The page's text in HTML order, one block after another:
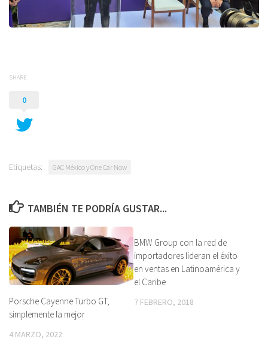
SHARE
0
Etiquetas: GAC México y One Car Now
TAMBIÉN TE PODRÍA GUSTAR...
Porsche Cayenne Turbo GT,
simplemente la mejor
4 MARZO, 2022
BMW Group con la red de
importadores lideran el éxito
en ventas en Latinoamérica y
el Caribe
7 FEBRERO, 2018